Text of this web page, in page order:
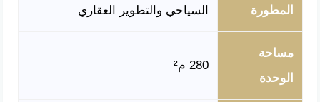
المطورة
السياحي والتطوير العقاري
مساحة
الوحدة
280 م²